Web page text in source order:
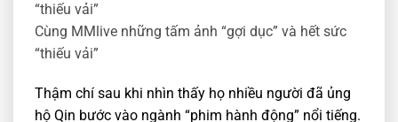
Cùng MMlive những tấm ảnh “gợi dục” và hết sức
“thiếu vải”
Thậm chí sau khi nhìn thấy họ nhiều người đã ủng
hộ Qin bước vào ngành “phim hành động” nổi tiếng.